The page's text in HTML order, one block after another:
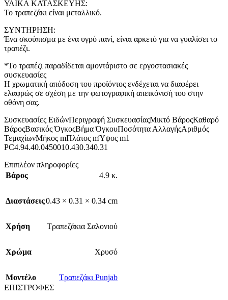
ΥΛΙΚΑ ΚΑΤΑΣΚΕΥΗΣ:
Το τραπεζάκι είναι μεταλλικό.
ΣΥΝΤΗΡΗΣΗ:
Ένα σκούπισμα με ένα υγρό πανί, είναι αρκετό για να γυαλίσει το
τραπέζι.
*Το τραπέζι παραδίδεται αμοντάριστο σε εργοστασιακές
συσκευασίες
Η χρωματική απόδοση του προϊόντος ενδέχεται να διαφέρει
ελαφρώς σε σχέση με την φωτογραφική απεικόνισή του στην
οθόνη σας.
Συσκευασίες ΕιδώνΠεριγραφή ΣυσκευασίαςΜικτό ΒάροςΚαθαρό
ΒάροςΒασικός ΌγκοςΒήμα ΌγκουΠοσότητα ΑλλαγήςΑριθμός
ΤεμαχίωνΜήκος mΠλάτος mΎψος m1
PC4.94.40.0450010.430.340.31
Επιπλέον πληροφορίες
Βάρος
4.9 κ.
Διαστάσεις0.43 × 0.31 × 0.34 cm
Χρήση Τραπεζάκια Σαλονιού
Χρώμα Χρυσό
Mοντέλο
Τραπεζάκι Punjab
ΕΠΙΣΤΡΟΦΕΣ